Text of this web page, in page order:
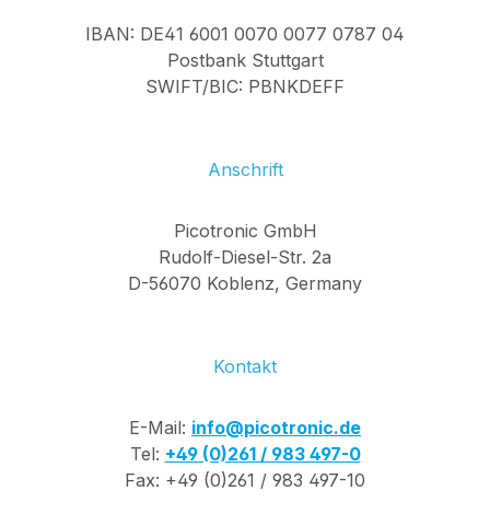
IBAN: DE41 6001 0070 0077 0787 04
Postbank Stuttgart
SWIFT/BIC: PBNKDEFF
Anschrift
Picotronic GmbH
Rudolf-Diesel-Str. 2a
D-56070 Koblenz, Germany
Kontakt
E-Mail: info@picotronic.de
Tel: +49 (0)261 / 983 497-0
Fax: +49 (0)261 / 983 497-10